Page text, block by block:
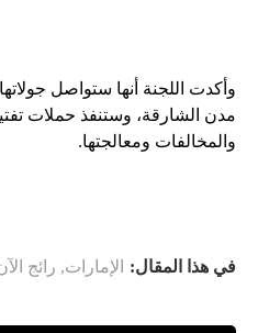
وأكدت اللجنة أنها ستواصل جولاتها
مدن الشارقة، وستنفذ حملات
والمخالفات ومعالجتها.
في هذا المقال: الإمارات, رائج